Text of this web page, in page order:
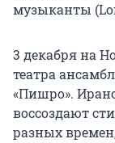
музыканты
3 декабря на
театра
«Пишро».
воссоздают
разных